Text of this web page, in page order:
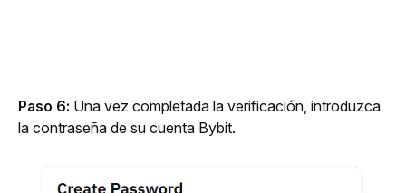
Paso 6: Una vez completada la verificación, introduzca
la contraseña de su cuenta Bybit.